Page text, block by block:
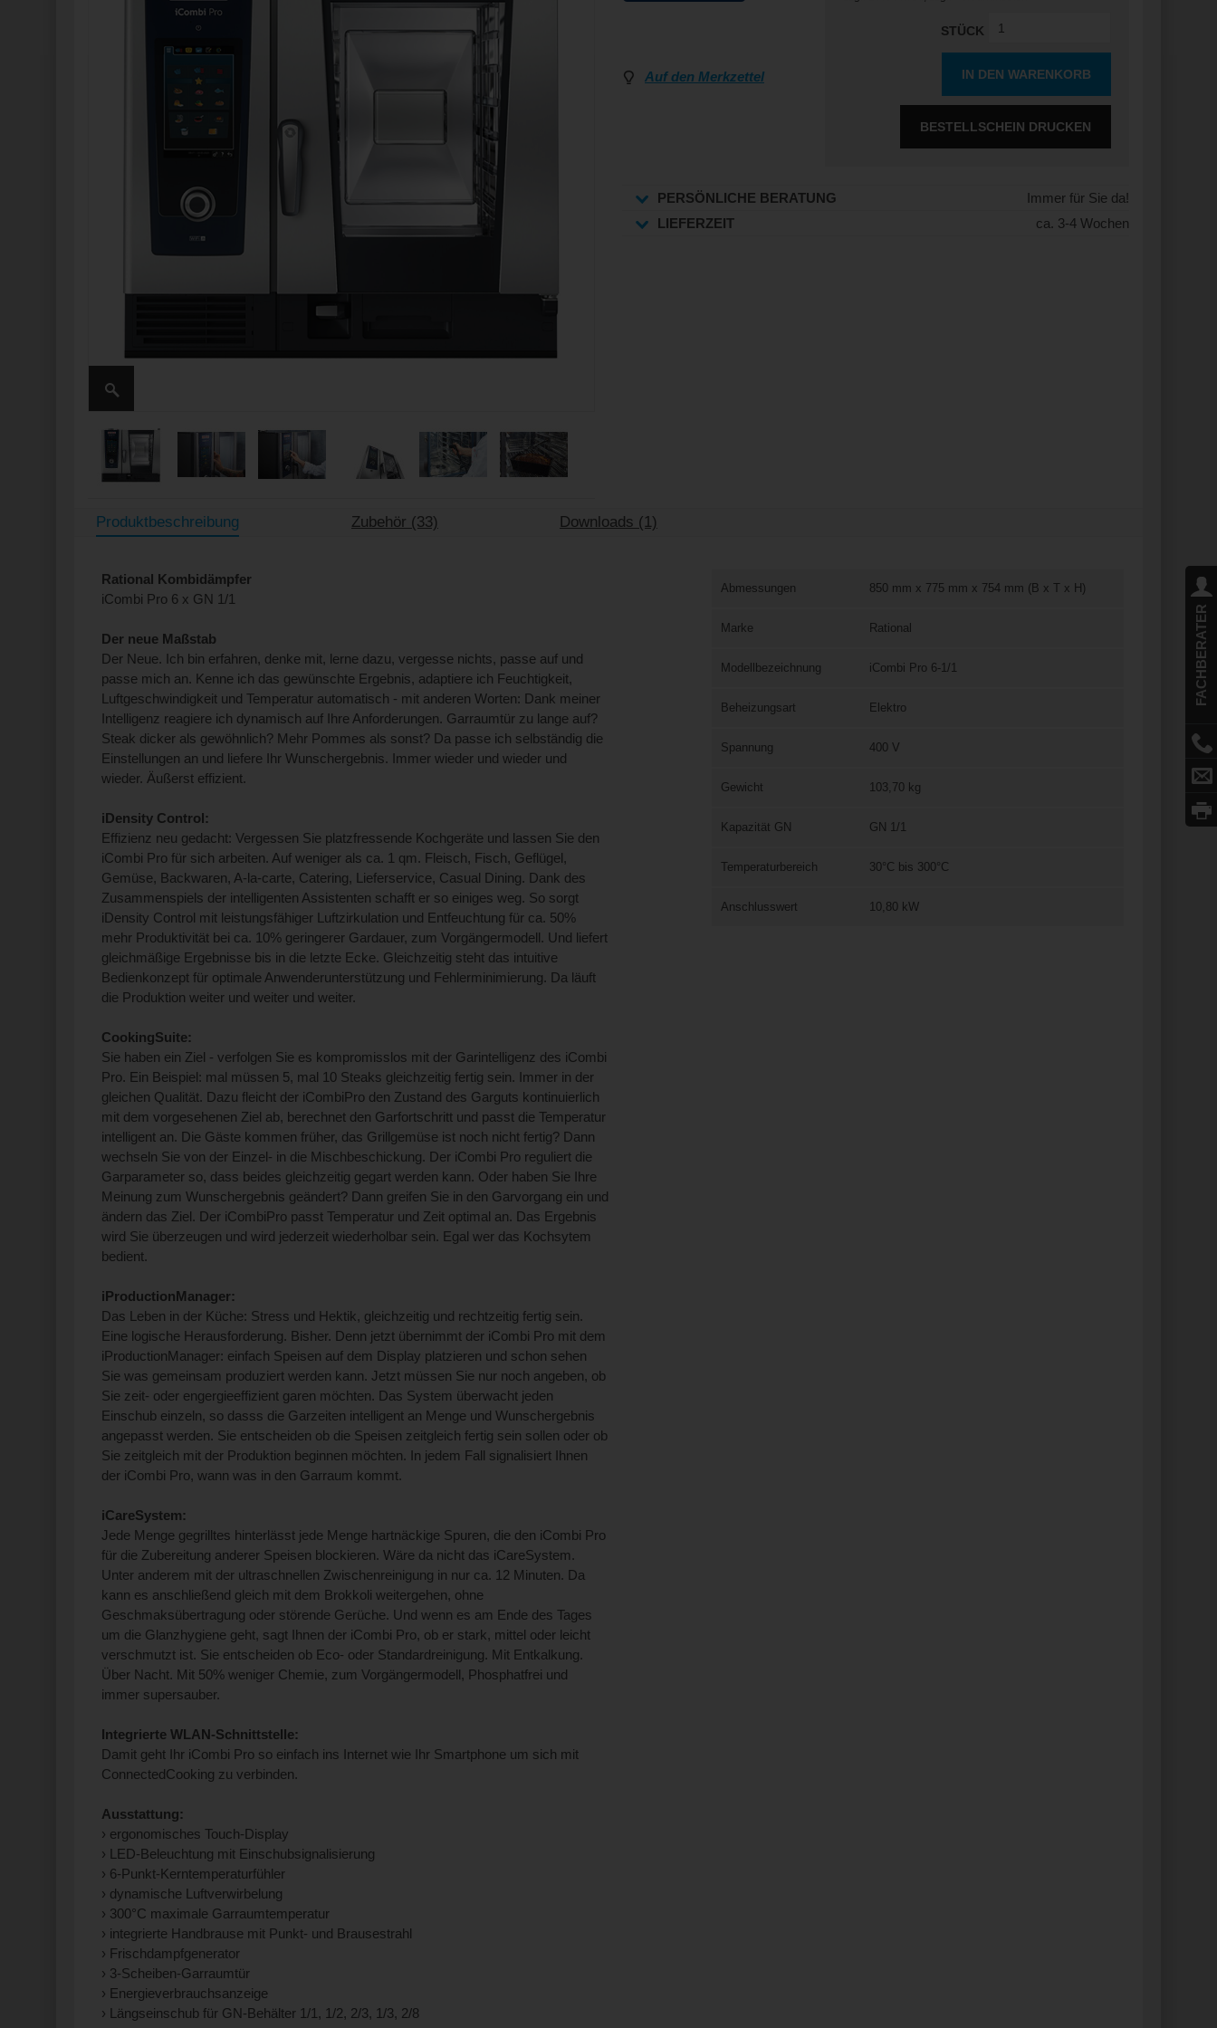
FACHBERATER
Auf den Merkzettel
STÜCK
IN DEN WARENKORB
BESTELLSCHEIN DRUCKEN
PERSÖNLICHE BERATUNG
Immer für Sie da!
LIEFERZEIT
ca. 3-4 Wochen
Produktbeschreibung Zubehör (33) Downloads (1)
Rational Kombidämpfer
iCombi Pro 6 x GN 1/1
Der neue Maßstab
Der Neue. Ich bin erfahren, denke mit, lerne dazu, vergesse nichts, passe auf und
passe mich an. Kenne ich das gewünschte Ergebnis, adaptiere ich Feuchtigkeit,
Luftgeschwindigkeit und Temperatur automatisch - mit anderen Worten: Dank meiner
Intelligenz reagiere ich dynamisch auf Ihre Anforderungen. Garraumtür zu lange auf?
Steak dicker als gewöhnlich? Mehr Pommes als sonst? Da passe ich selbständig die
Einstellungen an und liefere Ihr Wunschergebnis. Immer wieder und wieder und
wieder. Äußerst effizient.
iDensity Control:
Effizienz neu gedacht: Vergessen Sie platzfressende Kochgeräte und lassen Sie den
iCombi Pro für sich arbeiten. Auf weniger als ca. 1 qm. Fleisch, Fisch, Geflügel,
Gemüse, Backwaren, A-la-carte, Catering, Lieferservice, Casual Dining. Dank des
Zusammenspiels der intelligenten Assistenten schafft er so einiges weg. So sorgt
iDensity Control mit leistungsfähiger Luftzirkulation und Entfeuchtung für ca. 50%
mehr Produktivität bei ca. 10% geringerer Gardauer, zum Vorgängermodell. Und liefert
gleichmäßige Ergebnisse bis in die letzte Ecke. Gleichzeitig steht das intuitive
Bedienkonzept für optimale Anwenderunterstützung und Fehlerminimierung. Da läuft
die Produktion weiter und weiter und weiter.
CookingSuite:
Sie haben ein Ziel - verfolgen Sie es kompromisslos mit der Garintelligenz des iCombi
Pro. Ein Beispiel: mal müssen 5, mal 10 Steaks gleichzeitig fertig sein. Immer in der
gleichen Qualität. Dazu fleicht der iCombiPro den Zustand des Garguts kontinuierlich
mit dem vorgesehenen Ziel ab, berechnet den Garfortschritt und passt die Temperatur
intelligent an. Die Gäste kommen früher, das Grillgemüse ist noch nicht fertig? Dann
wechseln Sie von der Einzel- in die Mischbeschickung. Der iCombi Pro reguliert die
Garparameter so, dass beides gleichzeitig gegart werden kann. Oder haben Sie Ihre
Meinung zum Wunschergebnis geändert? Dann greifen Sie in den Garvorgang ein und
ändern das Ziel. Der iCombiPro passt Temperatur und Zeit optimal an. Das Ergebnis
wird Sie überzeugen und wird jederzeit wiederholbar sein. Egal wer das Kochsytem
bedient.
iProductionManager:
Das Leben in der Küche: Stress und Hektik, gleichzeitig und rechtzeitig fertig sein.
Eine logische Herausforderung. Bisher. Denn jetzt übernimmt der iCombi Pro mit dem
iProductionManager: einfach Speisen auf dem Display platzieren und schon sehen
Sie was gemeinsam produziert werden kann. Jetzt müssen Sie nur noch angeben, ob
Sie zeit- oder engergieeffizient garen möchten. Das System überwacht jeden
Einschub einzeln, so dasss die Garzeiten intelligent an Menge und Wunschergebnis
angepasst werden. Sie entscheiden ob die Speisen zeitgleich fertig sein sollen oder ob
Sie zeitgleich mit der Produktion beginnen möchten. In jedem Fall signalisiert Ihnen
der iCombi Pro, wann was in den Garraum kommt.
iCareSystem:
Jede Menge gegrilltes hinterlässt jede Menge hartnäckige Spuren, die den iCombi Pro
für die Zubereitung anderer Speisen blockieren. Wäre da nicht das iCareSystem.
Unter anderem mit der ultraschnellen Zwischenreinigung in nur ca. 12 Minuten. Da
kann es anschließend gleich mit dem Brokkoli weitergehen, ohne
Geschmaksübertragung oder störende Gerüche. Und wenn es am Ende des Tages
um die Glanzhygiene geht, sagt Ihnen der iCombi Pro, ob er stark, mittel oder leicht
verschmutzt ist. Sie entscheiden ob Eco- oder Standardreinigung. Mit Entkalkung.
Über Nacht. Mit 50% weniger Chemie, zum Vorgängermodell, Phosphatfrei und
immer supersauber.
Integrierte WLAN-Schnittstelle:
Damit geht Ihr iCombi Pro so einfach ins Internet wie Ihr Smartphone um sich mit
ConnectedCooking zu verbinden.
Ausstattung:
› ergonomisches Touch-Display
› LED-Beleuchtung mit Einschubsignalisierung
› 6-Punkt-Kerntemperaturfühler
› dynamische Luftverwirbelung
› 300°C maximale Garraumtemperatur
› integrierte Handbrause mit Punkt- und Brausestrahl
› Frischdampfgenerator
› 3-Scheiben-Garraumtür
› Energieverbrauchsanzeige
› Längseinschub für GN-Behälter 1/1, 1/2, 2/3, 1/3, 2/8
Abmessungen 850 mm x 775 mm x 754 mm (B x T x H)
Marke Rational
Modellbezeichnung iCombi Pro 6-1/1
Beheizungsart Elektro
Spannung 400 V
Gewicht 103,70 kg
Kapazität GN GN 1/1
Temperaturbereich 30°C bis 300°C
Anschlusswert 10,80 kW